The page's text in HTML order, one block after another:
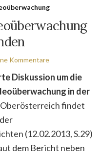
Kommentare
Diskussion um die
in der
findet
(12.02.2013, S.29)
dem Bericht neben